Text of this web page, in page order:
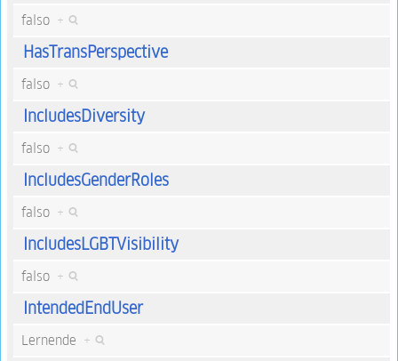
falso +
HasTransPerspective
falso +
IncludesDiversity
falso +
IncludesGenderRoles
falso +
IncludesLGBTVisibility
falso +
IntendedEndUser
Lernende +